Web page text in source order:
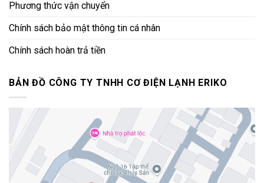
Phương thức vận chuyển
Chính sách bảo mật thông tin cá nhân
Chính sách hoàn trả tiền
BẢN ĐỒ CÔNG TY TNHH CƠ ĐIỆN LẠNH ERIKO